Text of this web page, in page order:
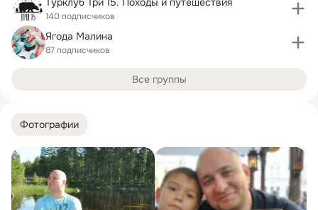
Фотографии
140 подписчиков
Ягода Малина
87 подписчиков
Все группы